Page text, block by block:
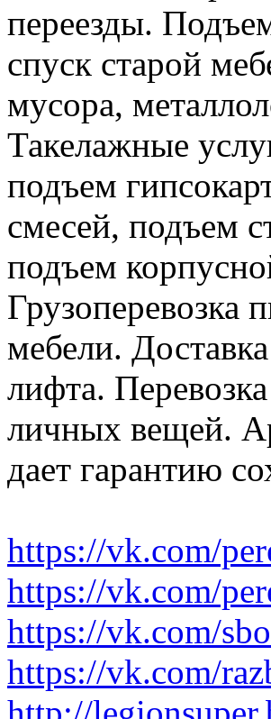
переезды.
спуск старой
мусора,
Такелажные
подъем
смесей, подъем
подъем
Грузоперевозка
мебели.
лифта.
личных вещей.
дает гарантию
https://vk.com/
https://vk.com/
https://vk.com/
https://vk.com/